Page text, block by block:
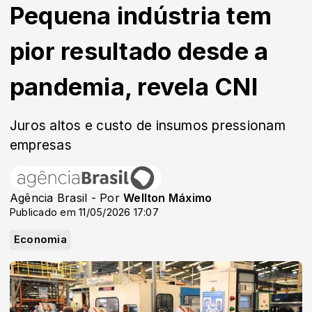
Pequena indústria tem
pior resultado desde a
pandemia, revela CNI
Juros altos e custo de insumos pressionam
empresas
Agência Brasil - PorWellton Máximo
Publicado em 11/05/2026 17:07
Economia